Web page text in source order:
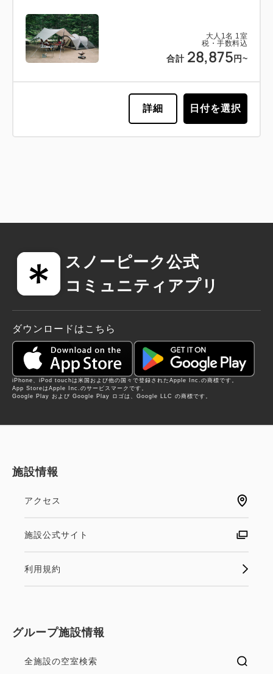
大人 1名 1室
税・手数料込
合計 28,875 円~
詳細 日付を選択
スノーピーク公式
コミュニティアプリ
ダウンロードはこちら
iPhone、iPod touchは米国および他の国々で登録されたApple Inc.の商標です。
App StoreはApple Inc.のサービスマークです。
Google Play および Google Play ロゴは、Google LLC の商標です。
施設情報
アクセス
施設公式サイト
利用規約
グループ施設情報
全施設の空室検索